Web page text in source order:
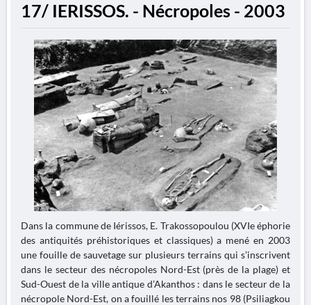
17/ IERISSOS. - Nécropoles - 2003
Dans la commune de Iérissos, E. Trakossopoulou (XVIe éphorie
des antiquités préhistoriques et classiques) a mené en 2003
une fouille de sauvetage sur plusieurs terrains qui s’inscrivent
dans le secteur des nécropoles Nord-Est (près de la plage) et
Sud-Ouest de la ville antique d’Akanthos : dans le secteur de la
nécropole Nord-Est, on a fouillé les terrains nos 98 (Psiliagkou